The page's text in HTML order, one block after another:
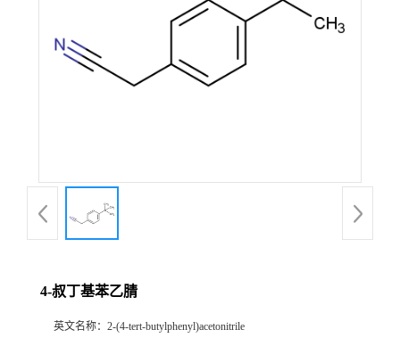
4-叔丁基苯乙腈
英文名称： 2-(4-tert-butylphenyl)acetonitrile